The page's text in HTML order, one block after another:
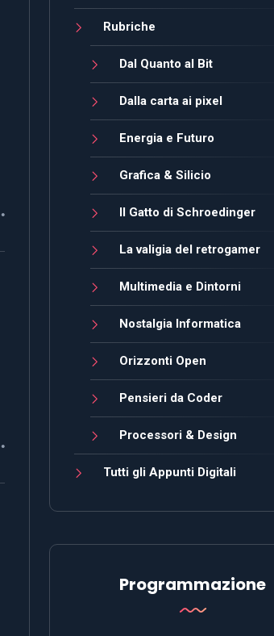
Rubriche
Dal Quanto al Bit
Dalla carta ai pixel
Energia e Futuro
Grafica & Silicio
Il Gatto di Schroedinger
La valigia del retrogamer
Multimedia e Dintorni
Nostalgia Informatica
Orizzonti Open
Pensieri da Coder
Processori & Design
Tutti gli Appunti Digitali
Programmazione